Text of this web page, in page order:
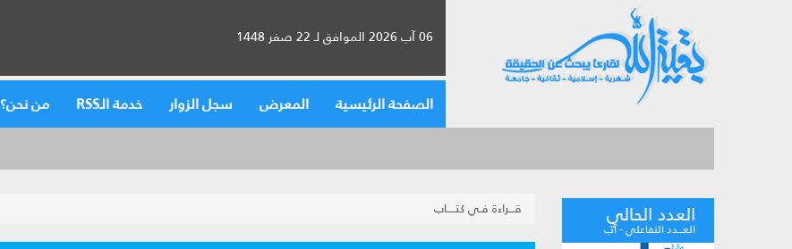
06 آب 2026 الموافق لـ 22 صفر 1448
الصفحة الرئيسية المعرض سجل الزوار خدمة الـRSS من نحن؟
العدد الحالي
العـــدد التفاعلي - آب
قـــراءة فـي كتـــــاب